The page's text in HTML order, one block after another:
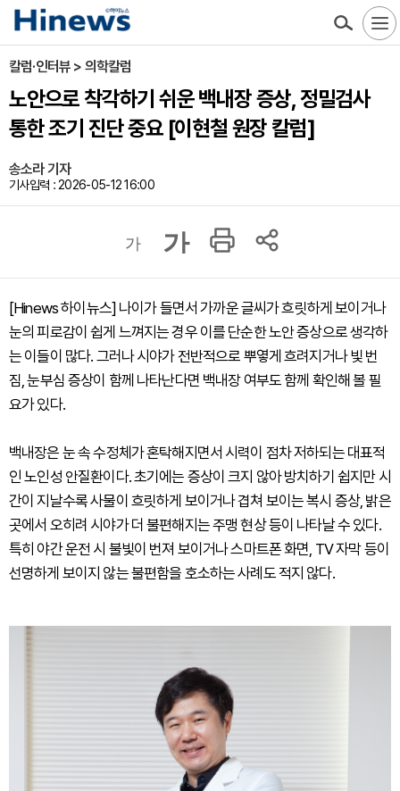
칼럼·인터뷰 > 의학칼럼
노안으로 착각하기 쉬운 백내장 증상, 정밀검사
통한 조기 진단 중요 [이현철 원장 칼럼]
송소라 기자
기사입력 : 2026-05-12 16:00
가 가
[Hinews 하이뉴스] 나이가 들면서 가까운 글씨가 흐릿하게 보이거나
눈의 피로감이 쉽게 느껴지는 경우 이를 단순한 노안 증상으로 생각하
는 이들이 많다. 그러나 시야가 전반적으로 뿌옇게 흐려지거나 빛 번
짐, 눈부심 증상이 함께 나타난다면 백내장 여부도 함께 확인해 볼 필
요가 있다.
백내장은 눈 속 수정체가 혼탁해지면서 시력이 점차 저하되는 대표적
인 노인성 안질환이다. 초기에는 증상이 크지 않아 방치하기 쉽지만 시
간이 지날수록 사물이 흐릿하게 보이거나 겹쳐 보이는 복시 증상, 밝은
곳에서 오히려 시야가 더 불편해지는 주맹 현상 등이 나타날 수 있다.
특히 야간 운전 시 불빛이 번져 보이거나 스마트폰 화면, TV 자막 등이
선명하게 보이지 않는 불편함을 호소하는 사례도 적지 않다.